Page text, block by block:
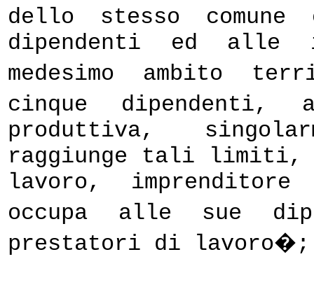
dello stesso
dipendenti ed alle
medesimo ambito
cinque dipendenti,
produttiva,
raggiunge tali limiti,
lavoro,
occupa alle sue
prestatori di lavoro�;